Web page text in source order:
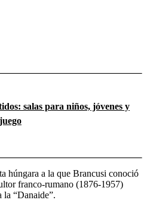
salas para niños, jóvenes y
húngara a la que Brancusi conoció
franco-rumano (1876-1957)
la “Danaide”.